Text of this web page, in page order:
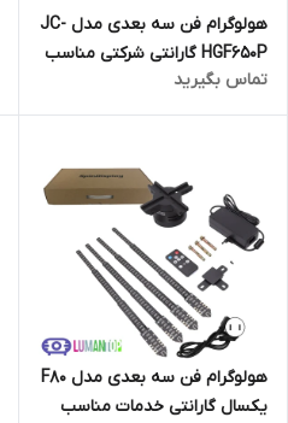
هولوگرام فن سه بعدی مدل JC-
HGF650P گارانتی شرکتی مناسب
برای رستوران و کافی شاپ و مراکز
خرید
تماس بگیرید
هولوگرام فن سه بعدی مدل F80
یکسال گارانتی خدمات مناسب